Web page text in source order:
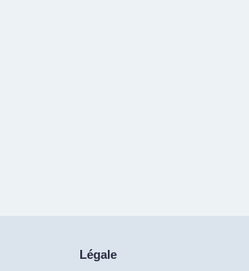
Légale